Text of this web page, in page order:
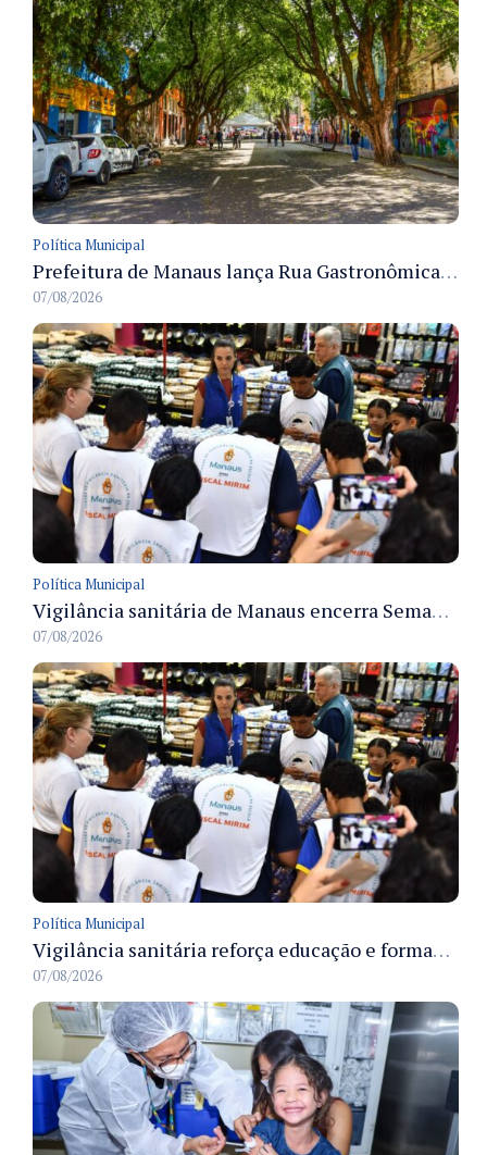
Política Municipal
Prefeitura de Manaus lança Rua Gastronômica preservando as 17 árvores da Ferreira Pena no Centro
07/08/2026
Política Municipal
Vigilância sanitária de Manaus encerra Semana da Vigilância com painel para médicos recém-formados e projeto Fiscal Mirim
07/08/2026
Política Municipal
Vigilância sanitária reforça educação e formação de médicos em Manaus na Semana da Vigilância 2026
07/08/2026